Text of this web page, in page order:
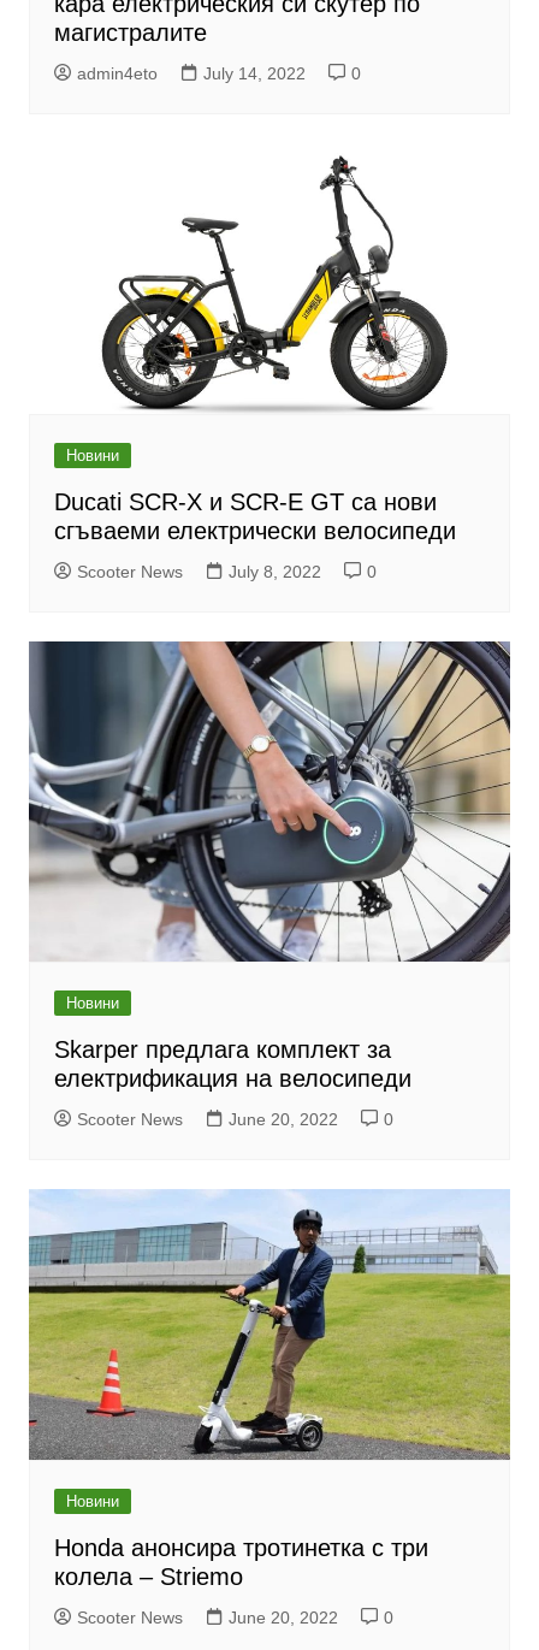
магистралите
admin4eto July 14, 2022 0
Новини
Ducati SCR-X и SCR-E GT са нови
сгъваеми електрически велосипеди
Scooter News July 8, 2022 0
Новини
Skarper предлага комплект за
електрификация на велосипеди
Scooter News June 20, 2022 0
Новини
Honda анонсира тротинетка с три
колела – Striemo
Scooter News June 20, 2022 0